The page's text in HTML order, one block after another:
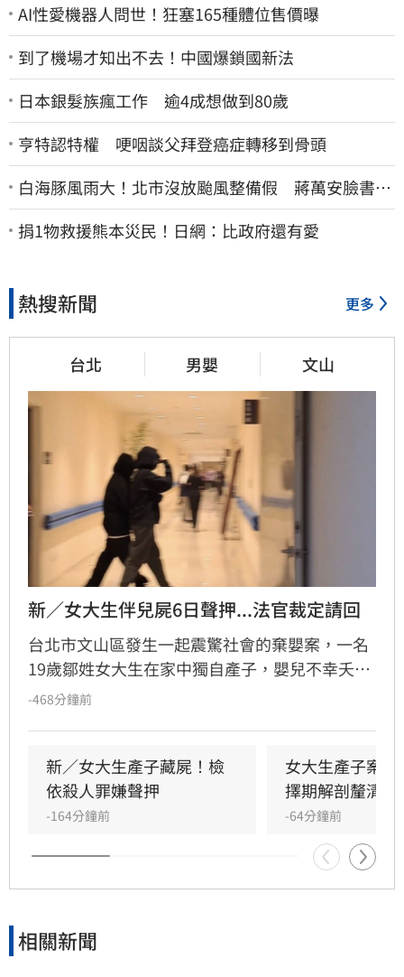
AI性愛機器人問世！狂塞165種體位售價曝
到了機場才知出不去！中國爆鎖國新法
日本銀髮族瘋工作 逾4成想做到80歲
亨特認特權 哽咽談父拜登癌症轉移到骨頭
白海豚風雨大！北市沒放颱風整備假 蔣萬安臉書遭
網友灌爆：標準在哪？
捐1物救援熊本災民！日網：比政府還有愛
熱搜新聞 更多
台北 男嬰 文山
新／女大生伴兒屍6日聲押...法官裁定請回
台北市文山區發生一起震驚社會的棄嬰案，一名
19歲鄒姓女大生在家中獨自產子，嬰兒不幸夭折
後，她竟將遺體藏於房內數日，直至飄散異味才
女雖涉犯殺人罪嫌重大，且有湮滅證據之虞遭檢
方聲請羈押，但台北地方法院審理後，認定其無
逃亡之虞，裁定無保請回。此案揭露了年輕女性
隱匿懷孕的社會隱憂，全案目前正由檢警深入調
查中，釐清嬰兒死亡真相與鄒女當時的犯罪動
機，後續司法進度備受各界高度關注。
-468分鐘前
新／女大生產子藏屍！檢
依殺人罪嫌聲押
-164分鐘前
女大生產子案
擇期解剖釐清死
-64分鐘前
相關新聞